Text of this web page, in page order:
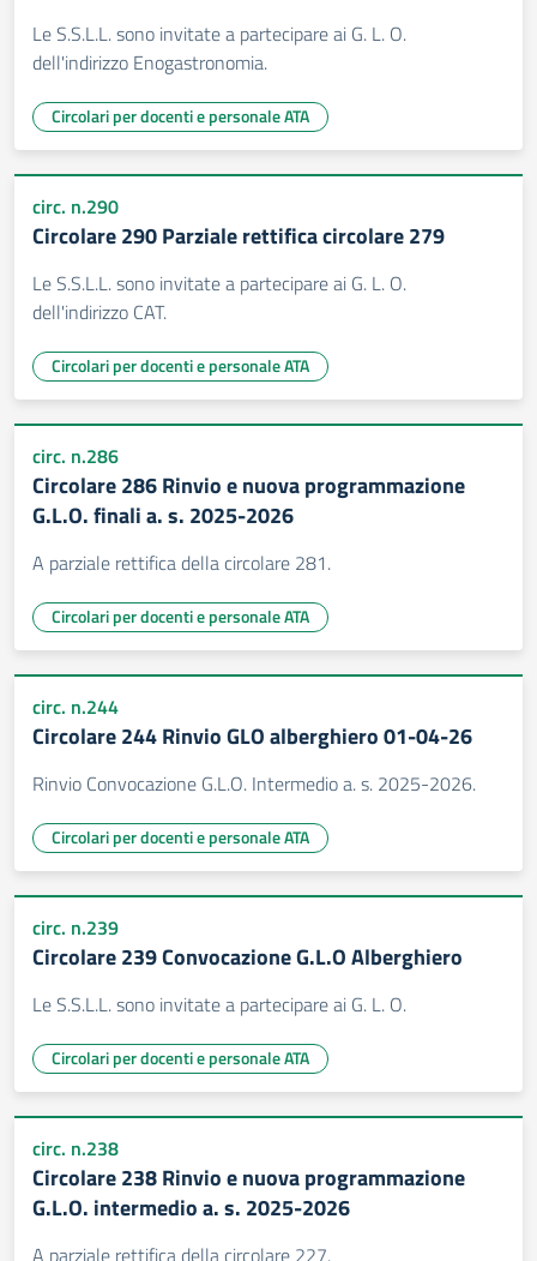
Le S.S.L.L. sono invitate a partecipare ai G. L. O.
dell'indirizzo Enogastronomia.
Circolari per docenti e personale ATA
circ. n.290
Circolare 290 Parziale rettifica circolare 279
Le S.S.L.L. sono invitate a partecipare ai G. L. O.
dell'indirizzo CAT.
Circolari per docenti e personale ATA
circ. n.286
Circolare 286 Rinvio e nuova programmazione
G.L.O. finali a. s. 2025-2026
A parziale rettifica della circolare 281.
Circolari per docenti e personale ATA
circ. n.244
Circolare 244 Rinvio GLO alberghiero 01-04-26
Rinvio Convocazione G.L.O. Intermedio a. s. 2025-2026.
Circolari per docenti e personale ATA
circ. n.239
Circolare 239 Convocazione G.L.O Alberghiero
Le S.S.L.L. sono invitate a partecipare ai G. L. O.
Circolari per docenti e personale ATA
circ. n.238
Circolare 238 Rinvio e nuova programmazione
G.L.O. intermedio a. s. 2025-2026
A parziale rettifica della circolare 227.